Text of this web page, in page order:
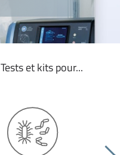
Tests et kits pour...